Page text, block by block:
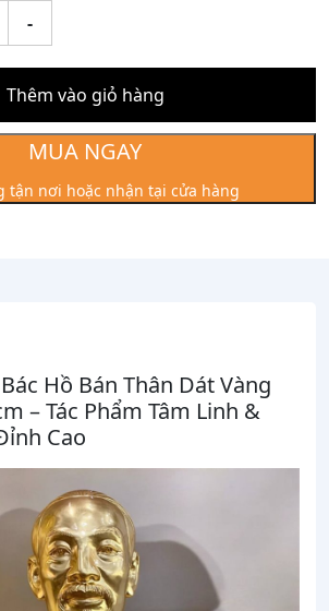
-
Thêm vào giỏ hàng
MUA NGAY
tận nơi hoặc nhận tại cửa hàng
Hồ Bán Thân Dát Vàng
– Tác Phẩm Tâm Linh &
Cao